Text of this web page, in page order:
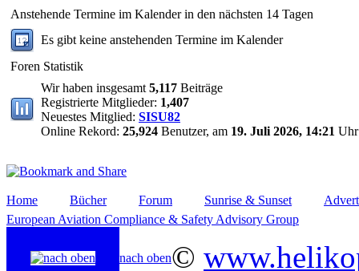
Anstehende Termine im Kalender in den nächsten 14 Tagen
Es gibt keine anstehenden Termine im Kalender
Foren Statistik
Wir haben insgesamt 5,117 Beiträge
Registrierte Mitglieder: 1,407
Neuestes Mitglied: SISU82
Online Rekord: 25,924 Benutzer, am 19. Juli 2026, 14:21 Uhr
Home Bücher Forum Sunrise & Sunset
European Aviation Compliance & Safety Advisory Group
nach oben©